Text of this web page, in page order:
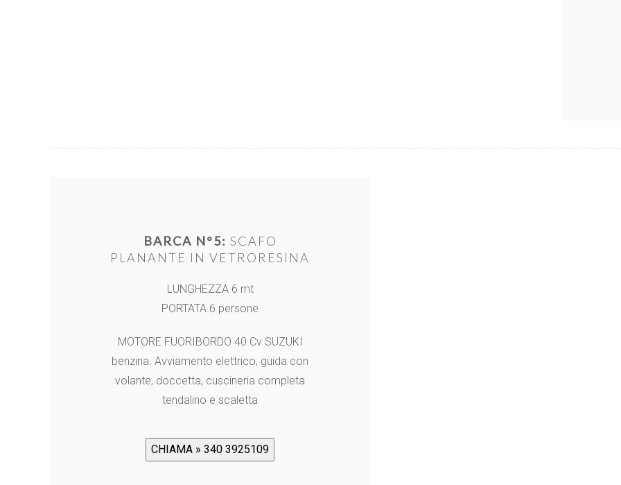
BARCA N°5: SCAFO
PLANANTE IN VETRORESINA
LUNGHEZZA 6 mt
PORTATA 6 persone
MOTORE FUORIBORDO 40 Cv SUZUKI
benzina. Avviamento elettrico, guida con
volante, doccetta, cuscineria completa
tendalino e scaletta
CHIAMA » 340 3925109